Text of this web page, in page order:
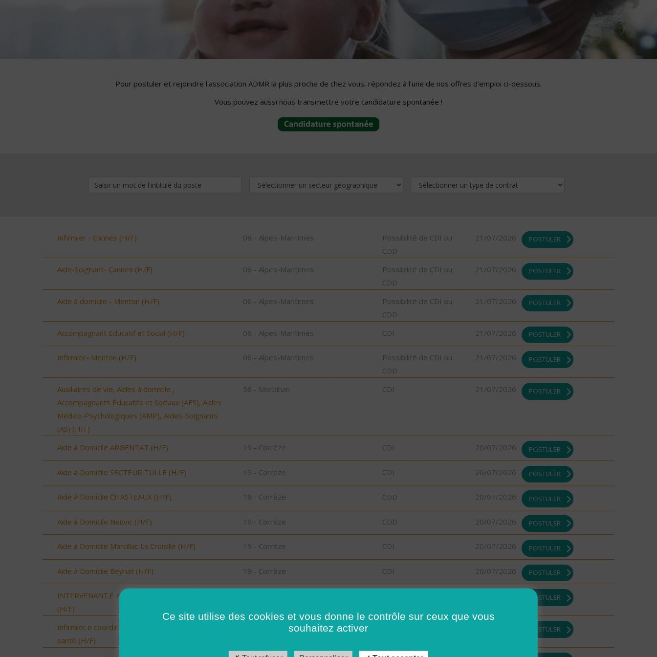
Pour postuler et rejoindre l'association ADMR la plus proche de chez vous, répondez à l'une de nos offres d'emploi ci-dessous.
Vous pouvez aussi nous transmettre votre candidature spontanée !
Infirmier - Cannes (H/F) 06 - Alpes-Maritimes
Possibilité de CDI ou
CDD
21/07/2026 POSTULER
Aide-Soignant- Cannes (H/F) 06 - Alpes-Maritimes
Possibilité de CDI ou
CDD
21/07/2026 POSTULER
Aide à domicile - Menton (H/F) 06 - Alpes-Maritimes
Possibilité de CDI ou
CDD
21/07/2026 POSTULER
Accompagnant Educatif et Social (H/F) 06 - Alpes-Maritimes CDI 21/07/2026 POSTULER
Infirmier- Menton (H/F) 06 - Alpes-Maritimes
Possibilité de CDI ou
CDD
21/07/2026 POSTULER
Auxiliaires de vie, Aides à domicile ,
Accompagnants Éducatifs et Sociaux (AES), Aides
Médico-Psychologiques (AMP), Aides-Soignants
(AS) (H/F)
56 - Morbihan CDI 21/07/2026 POSTULER
Aide à Domicile ARGENTAT (H/F) 19 - Corrèze CDI 20/07/2026 POSTULER
Aide à Domicile SECTEUR TULLE (H/F) 19 - Corrèze CDI 20/07/2026 POSTULER
Aide à Domicile CHASTEAUX (H/F) 19 - Corrèze CDD 20/07/2026 POSTULER
Aide à Domicile Neuvic (H/F) 19 - Corrèze CDD 20/07/2026 POSTULER
Aide à Domicile Marcillac La Croisille (H/F) 19 - Corrèze CDI 20/07/2026 POSTULER
Aide à Domicile Beynat (H/F) 19 - Corrèze CDI 20/07/2026 POSTULER
INTERVENANT.E A DOMICILE - VAL COUESNON
(H/F)
POSTULER
Infirmier.e coordinateur.rice / Chargé.e de mission
santé (H/F)
35 - Ille-et-Vilaine POSTULER
Ce site utilise des cookies et vous donne le contrôle sur ceux que vous
souhaitez activer